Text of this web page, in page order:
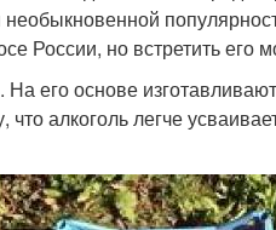
необыкновенной
России, но встретить его
На его основе
алкоголь легче